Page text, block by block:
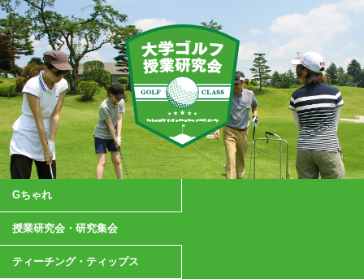
Gちゃれ
授業研究会・研究集会
ティーチング・ティップス